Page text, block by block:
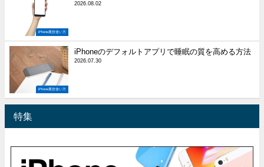
iPhone裏技使い方
2026.08.02
iPhone裏技使い方
iPhoneのデフォルトアプリで睡眠の質を高める方法
2026.07.30
特集